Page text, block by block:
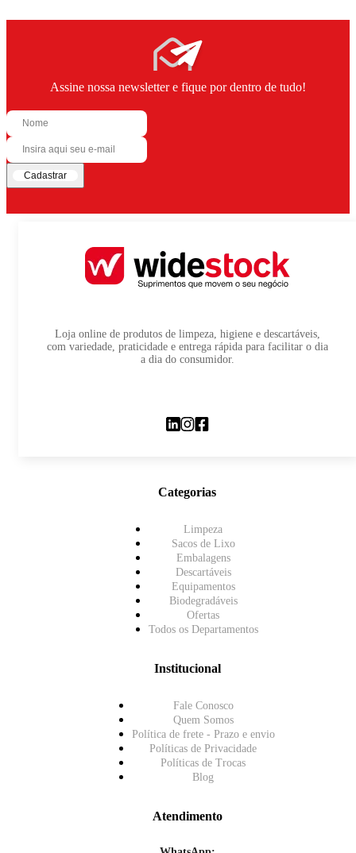
Assine nossa newsletter e fique por dentro de tudo!
Cadastrar
Loja online de produtos de limpeza, higiene e descartáveis,
com variedade, praticidade e entrega rápida para facilitar o dia
a dia do consumidor.
Categorias
Limpeza
Sacos de Lixo
Embalagens
Descartáveis
Equipamentos
Biodegradáveis
Ofertas
Todos os Departamentos
Institucional
Fale Conosco
Quem Somos
Política de frete - Prazo e envio
Políticas de Privacidade
Políticas de Trocas
Blog
Atendimento